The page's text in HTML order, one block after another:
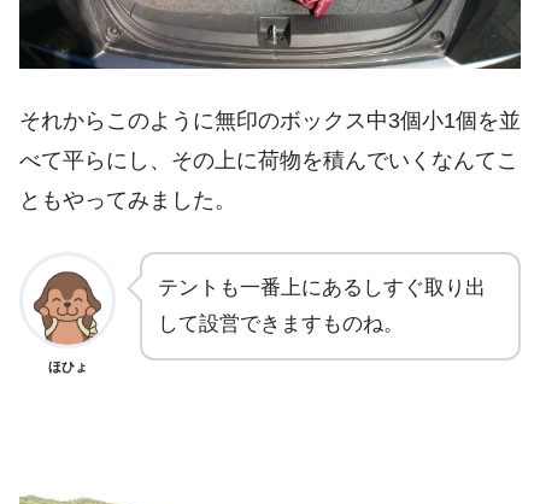
それからこのように無印のボックス中3個小1個を並
べて平らにし、その上に荷物を積んでいくなんてこ
ともやってみました。
ほひょ
テントも一番上にあるしすぐ取り出
して設営できますものね。